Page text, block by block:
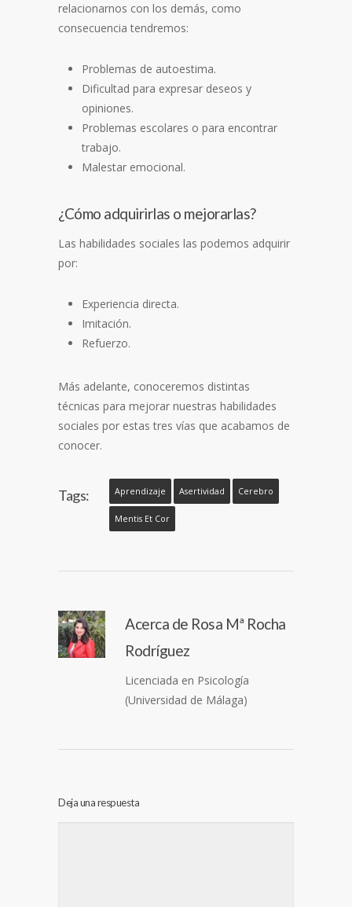
relacionarnos con los demás, como
consecuencia tendremos:
Problemas de autoestima.
Dificultad para expresar deseos y
opiniones.
Problemas escolares o para encontrar
trabajo.
Malestar emocional.
¿Cómo adquirirlas o mejorarlas?
Las habilidades sociales las podemos adquirir
por:
Experiencia directa.
Imitación.
Refuerzo.
Más adelante, conoceremos distintas
técnicas para mejorar nuestras habilidades
sociales por estas tres vías que acabamos de
conocer.
Tags: Aprendizaje Asertividad Cerebro
Mentis Et Cor
Acerca de Rosa Mª Rocha
Rodríguez
Licenciada en Psicología
(Universidad de Málaga)
Deja una respuesta